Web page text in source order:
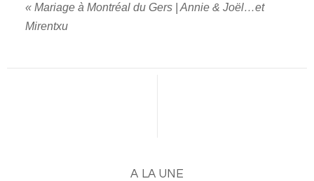
« Mariage à Montréal du Gers | Annie & Joël…et
Mirentxu
A LA UNE